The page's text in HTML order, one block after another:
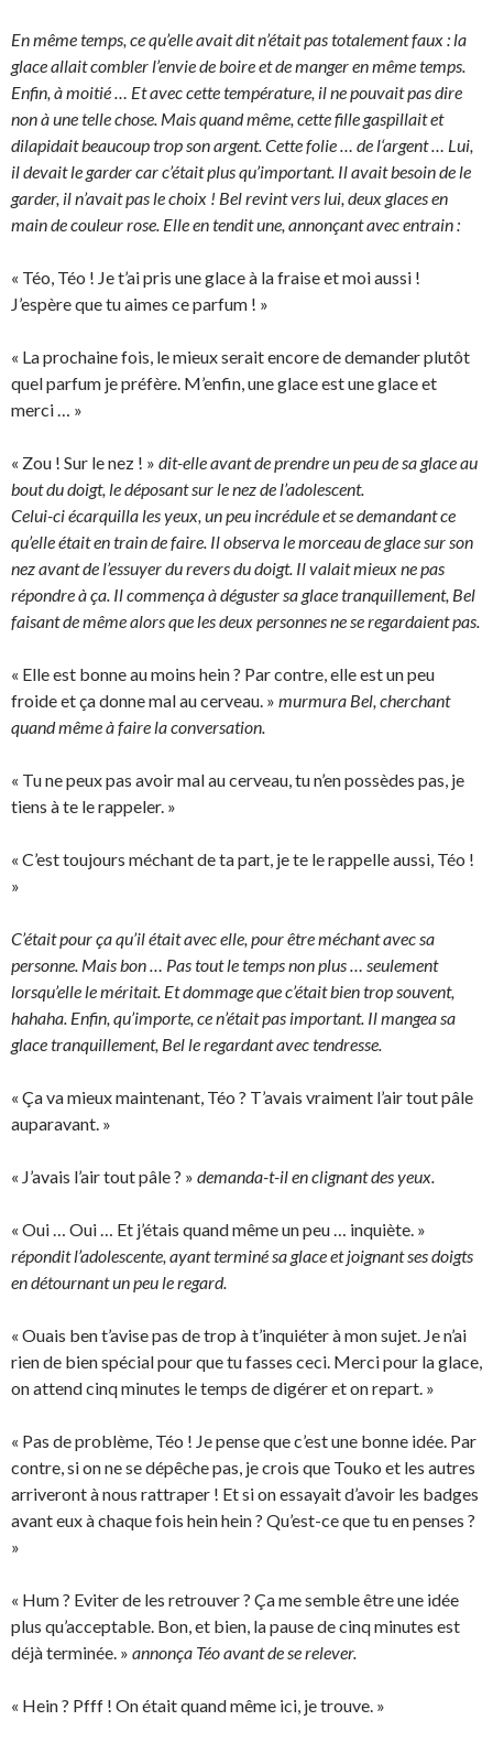
En même temps, ce qu’elle avait dit n’était pas totalement faux : la
glace allait combler l’envie de boire et de manger en même temps.
Enfin, à moitié … Et avec cette température, il ne pouvait pas dire
non à une telle chose. Mais quand même, cette fille gaspillait et
dilapidait beaucoup trop son argent. Cette folie … de l‘argent … Lui,
il devait le garder car c’était plus qu’important. Il avait besoin de le
garder, il n’avait pas le choix ! Bel revint vers lui, deux glaces en
main de couleur rose. Elle en tendit une, annonçant avec entrain :
« Téo, Téo ! Je t’ai pris une glace à la fraise et moi aussi !
J’espère que tu aimes ce parfum ! »
« La prochaine fois, le mieux serait encore de demander plutôt
quel parfum je préfère. M’enfin, une glace est une glace et
merci … »
« Zou ! Sur le nez ! » dit-elle avant de prendre un peu de sa glace au
bout du doigt, le déposant sur le nez de l’adolescent.
Celui-ci écarquilla les yeux, un peu incrédule et se demandant ce
qu’elle était en train de faire. Il observa le morceau de glace sur son
nez avant de l’essuyer du revers du doigt. Il valait mieux ne pas
répondre à ça. Il commença à déguster sa glace tranquillement, Bel
faisant de même alors que les deux personnes ne se regardaient pas.
« Elle est bonne au moins hein ? Par contre, elle est un peu
froide et ça donne mal au cerveau. » murmura Bel, cherchant
quand même à faire la conversation.
« Tu ne peux pas avoir mal au cerveau, tu n’en possèdes pas, je
tiens à te le rappeler. »
« C’est toujours méchant de ta part, je te le rappelle aussi, Téo !
»
C’était pour ça qu’il était avec elle, pour être méchant avec sa
personne. Mais bon … Pas tout le temps non plus … seulement
lorsqu’elle le méritait. Et dommage que c’était bien trop souvent,
hahaha. Enfin, qu’importe, ce n’était pas important. Il mangea sa
glace tranquillement, Bel le regardant avec tendresse.
« Ça va mieux maintenant, Téo ? T’avais vraiment l’air tout pâle
auparavant. »
« J’avais l’air tout pâle ? » demanda-t-il en clignant des yeux.
« Oui … Oui … Et j’étais quand même un peu … inquiète. »
répondit l’adolescente, ayant terminé sa glace et joignant ses doigts
en détournant un peu le regard.
« Ouais ben t’avise pas de trop à t’inquiéter à mon sujet. Je n’ai
rien de bien spécial pour que tu fasses ceci. Merci pour la glace,
on attend cinq minutes le temps de digérer et on repart. »
« Pas de problème, Téo ! Je pense que c’est une bonne idée. Par
contre, si on ne se dépêche pas, je crois que Touko et les autres
arriveront à nous rattraper ! Et si on essayait d’avoir les badges
avant eux à chaque fois hein hein ? Qu’est-ce que tu en penses ?
»
« Hum ? Eviter de les retrouver ? Ça me semble être une idée
plus qu’acceptable. Bon, et bien, la pause de cinq minutes est
déjà terminée. » annonça Téo avant de se relever.
« Hein ? Pfff ! On était quand même ici, je trouve. »